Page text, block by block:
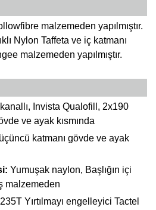
malzemeden yapılmıştır.
Nylon Taffeta ve iç katmanı
malzemeden yapılmıştır.
Invista Qualofill, 2x190
ve ayak kısmında
katmanı gövde ve ayak
Yumuşak naylon, Başlığın içi
malzemeden
Yırtılmayı engelleyici Tactel